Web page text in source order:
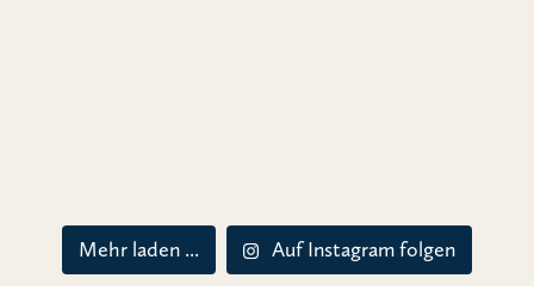
Mehr laden ... Auf Instagram folgen